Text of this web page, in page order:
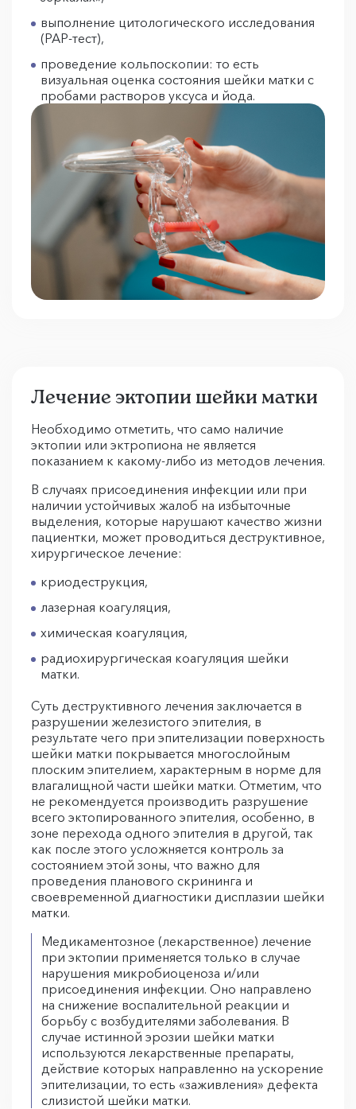
выполнение цитологического исследования
(РАР-тест),
проведение кольпоскопии: то есть
визуальная оценка состояния шейки матки с
пробами растворов уксуса и йода.
Лечение эктопии шейки матки
Необходимо отметить, что само наличие
эктопии или эктропиона не является
показанием к какому-либо из методов лечения.
В случаях присоединения инфекции или при
наличии устойчивых жалоб на избыточные
выделения, которые нарушают качество жизни
пациентки, может проводиться деструктивное,
хирургическое лечение:
криодеструкция,
лазерная коагуляция,
химическая коагуляция,
радиохирургическая коагуляция шейки
матки.
Суть деструктивного лечения заключается в
разрушении железистого эпителия, в
результате чего при эпителизации поверхность
шейки матки покрывается многослойным
плоским эпителием, характерным в норме для
влагалищной части шейки матки. Отметим, что
не рекомендуется производить разрушение
всего эктопированного эпителия, особенно, в
зоне перехода одного эпителия в другой, так
как после этого усложняется контроль за
состоянием этой зоны, что важно для
проведения планового скрининга и
своевременной диагностики дисплазии шейки
матки.
Медикаментозное (лекарственное) лечение
при эктопии применяется только в случае
нарушения микробиоценоза и/или
присоединения инфекции. Оно направлено
на снижение воспалительной реакции и
борьбу с возбудителями заболевания. В
случае истинной эрозии шейки матки
используются лекарственные препараты,
действие которых направленно на ускорение
эпителизации, то есть «заживления» дефекта
слизистой шейки матки.